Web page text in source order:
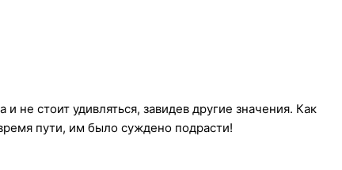
не стоит удивляться, завидев другие значения. Как
пути, им было суждено подрасти!